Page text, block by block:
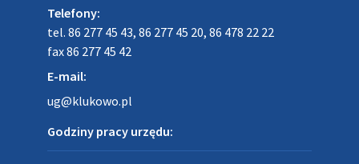
Telefony:
tel. 86 277 45 43, 86 277 45 20, 86 478 22 22
fax 86 277 45 42
E-mail:
ug@klukowo.pl
Godziny pracy urzędu: